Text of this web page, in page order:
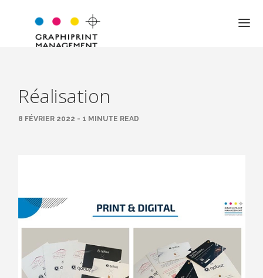
EXPERTISE
CLIENTS
Réalisation
8 FÉVRIER 2022 - 1 MINUTE READ